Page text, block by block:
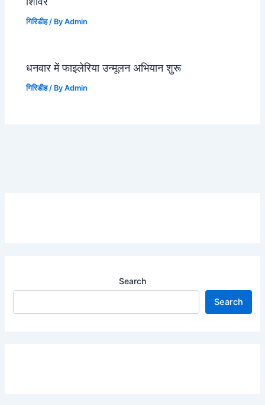
गिरिडीह/ ByAdmin
धनवार में फाइलेरिया उन्मूलन अभियान शुरू
गिरिडीह/ ByAdmin
Search
Search